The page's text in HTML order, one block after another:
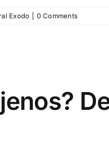
Exodo 0 Comments